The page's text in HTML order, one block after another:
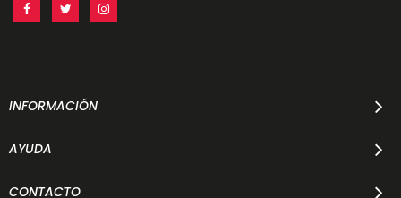
INFORMACIÓN
AYUDA
CONTACTO